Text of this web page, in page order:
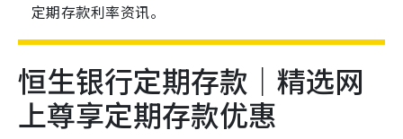
定期存款利率资讯。
恒生银行定期存款｜精选网
上尊享定期存款优惠